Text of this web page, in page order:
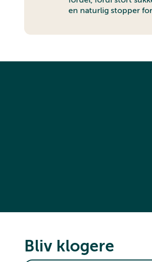
en naturlig stopper
Bliv klogere